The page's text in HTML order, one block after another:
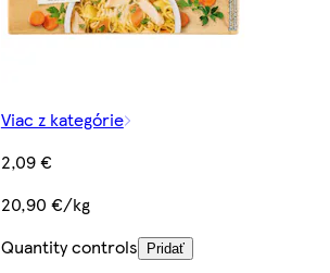
Viac z kategórie
2,09 €
20,90 €/kg
Quantity controls
Pridať